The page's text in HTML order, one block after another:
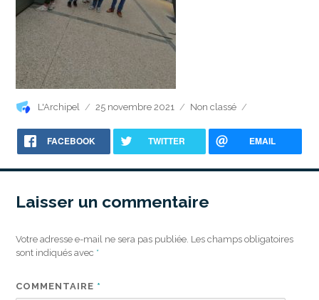
Auteur
L'Archipel
Publié
25 novembre 2021 Catégories
Non classé
FACEBOOK TWITTER EMAIL
Laisser un commentaire
Votre adresse e-mail ne sera pas publiée. Les champs obligatoires
sont indiqués avec *
COMMENTAIRE *